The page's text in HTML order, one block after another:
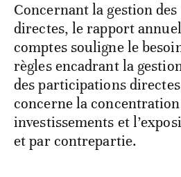
Concernant la gestion
directes, le rapport
comptes souligne le
règles encadrant la
des participations
concerne la
investissements et
et par contrepartie.